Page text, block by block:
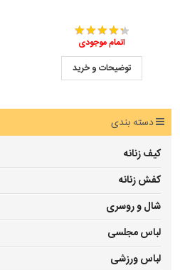
اتمام موجودی
توضیحات و خرید
دسته بندی
کیف زنانه
کفش زنانه
شال و روسری
لباس مجلسی
لباس ورزشی